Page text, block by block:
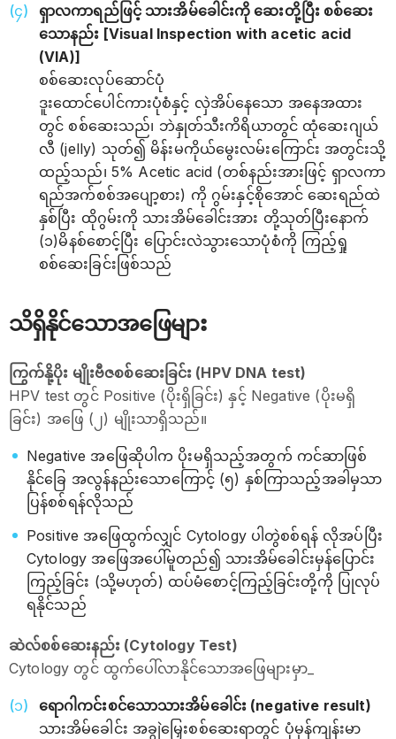
ရှာလကာရည်ဖြင့် သားအိမ်ခေါင်းကို ဆေးတို့ပြီး စစ်ဆေး
သောနည်း [Visual Inspection with acetic acid
(VIA)]
စစ်ဆေးလုပ်ဆောင်ပုံ
ဒူးထောင်ပေါင်ကားပုံစံနှင့် လှဲအိပ်နေသော အနေအထား
တွင် စစ်ဆေးသည်၊ ဘဲနှုတ်သီးကိရိယာတွင် ထုံဆေးဂျယ်
လီ (jelly) သုတ်၍ မိန်းမကိုယ်မွေးလမ်းကြောင်း အတွင်းသို့
ထည့်သည်၊ 5% Acetic acid (တစ်နည်းအားဖြင့် ရှာလကာ
ရည်အက်စစ်အပျော့စား) ကို ဂွမ်းနှင့်စိုအောင် ဆေးရည်ထဲ
နှစ်ပြီး ထိုဂွမ်းကို သားအိမ်ခေါင်းအား တို့သုတ်ပြီးနောက်
(၁)မိနစ်စောင့်ပြီး ပြောင်းလဲသွားသောပုံစံကို ကြည့်ရှု
စစ်ဆေးခြင်းဖြစ်သည်
သိရှိနိုင်သောအဖြေများ
ကြွက်နို့ပိုး မျိုးဗီဇစစ်ဆေးခြင်း (HPV DNA test)
HPV test တွင် Positive (ပိုးရှိခြင်း) နှင့် Negative (ပိုးမရှိ
ခြင်း) အဖြေ (၂) မျိုးသာရှိသည်။
Negative အဖြေဆိုပါက ပိုးမရှိသည့်အတွက် ကင်ဆာဖြစ်
နိုင်ခြေ အလွန်နည်းသောကြောင့် (၅) နှစ်ကြာသည့်အခါမှသာ
ပြန်စစ်ရန်လိုသည်
Positive အဖြေထွက်လျှင် Cytology ပါတွဲစစ်ရန် လိုအပ်ပြီး
Cytology အဖြေအပေါ်မူတည်၍ သားအိမ်ခေါင်းမှန်ပြောင်း
ကြည့်ခြင်း (သို့မဟုတ်) ထပ်မံစောင့်ကြည့်ခြင်းတို့ကို ပြုလုပ်
ရနိုင်သည်
ဆဲလ်စစ်ဆေးနည်း (Cytology Test)
Cytology တွင် ထွက်ပေါ်လာနိုင်သောအဖြေများမှာ_
ရောဂါကင်းစင်သောသားအိမ်ခေါင်း (negative result)
သားအိမ်ခေါင်း အချွဲမြှေးစစ်ဆေးရာတွင် ပုံမှန်ကျန်းမာ